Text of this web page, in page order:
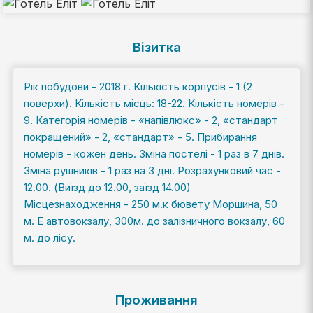
Візитка
Рік побудови - 2018 г. Кількість корпусів - 1 (2
поверхи). Кількість місць: 18-22. Кількість номерів -
9. Категорія номерів - «напівлюкс» - 2, «стандарт
покращений» - 2, «стандарт» - 5. Прибирання
номерів - кожен день. Зміна постелі - 1 раз в 7 днів.
Зміна рушників - 1 раз на 3 дні. Розрахунковий час -
12.00. (Виїзд до 12.00, заїзд 14.00)
Місцезнаходження - 250 м.к бювету Моршина, 50
м. Е автовокзалу, 300м. до залізничного вокзалу, 60
м. до лісу.
Проживання